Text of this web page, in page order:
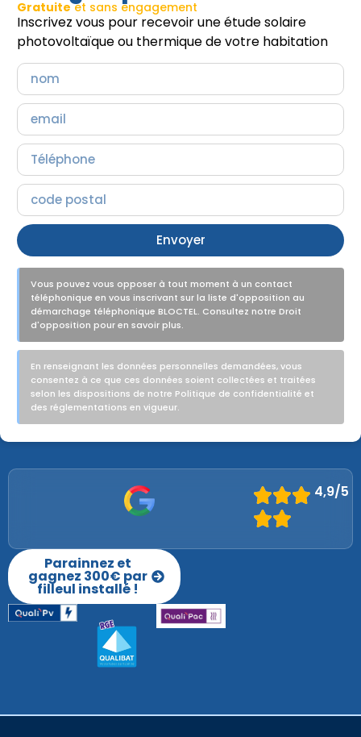
Lire la suite >
Gratuiteet sans engagement
Inscrivez vous pour recevoir une étude solaire
photovoltaïque ou thermique de votre habitation
Envoyer
Vous pouvez vous opposer à tout moment à un contact
téléphonique en vous inscrivant sur la liste d'opposition au
démarchage téléphonique BLOCTEL. Consultez notre Droit
d'opposition pour en savoir plus.
En renseignant les données personnelles demandées, vous
consentez à ce que ces données soient collectées et traitées
selon les dispositions de notre Politique de confidentialité et
des réglementations en vigueur.
4,9/5
Parainnez et
gagnez 300€ par
filleul installé !